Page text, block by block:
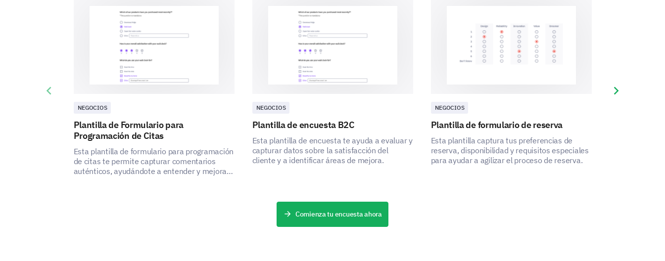
IMPULSADO POR
NEGOCIOS
Plantilla de Formulario para
Programación de Citas
Esta plantilla de formulario para programación
de citas te permite capturar comentarios
auténticos, ayudándote a entender y mejorar
NEGOCIOS
Plantilla de encuesta B2C
Esta plantilla de encuesta te ayuda a evaluar y
capturar datos sobre la satisfacción del
cliente y a identificar áreas de mejora.
NEGOCIOS
Plantilla de formulario de reserva
Esta plantilla captura tus preferencias de
reserva, disponibilidad y requisitos especiales
para ayudar a agilizar el proceso de reserva.
Previous slide Next slide
Comienza tu encuesta ahora